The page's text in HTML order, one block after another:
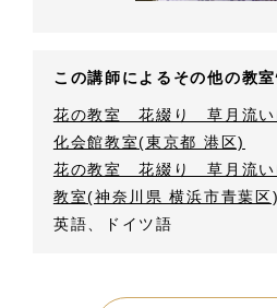
この講師によるその他の教
花の教室 花綴り 草月流
化会館教室(東京都 港区)
花の教室 花綴り 草月流
教室(神奈川県 横浜市青葉区)
英語、ドイツ語